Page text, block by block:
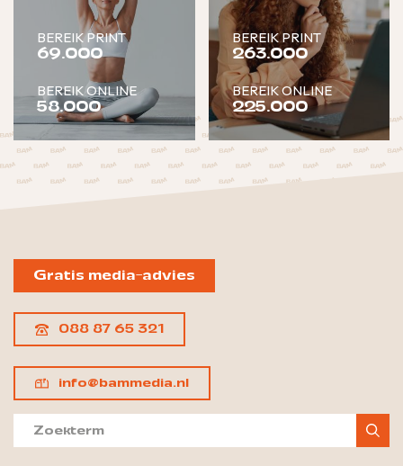
BEREIK PRINT
69.000
BEREIK ONLINE
58.000
BEREIK PRINT
263.000
BEREIK ONLINE
225.000
Gratis media-advies
088 87 65 321
info@bammedia.nl